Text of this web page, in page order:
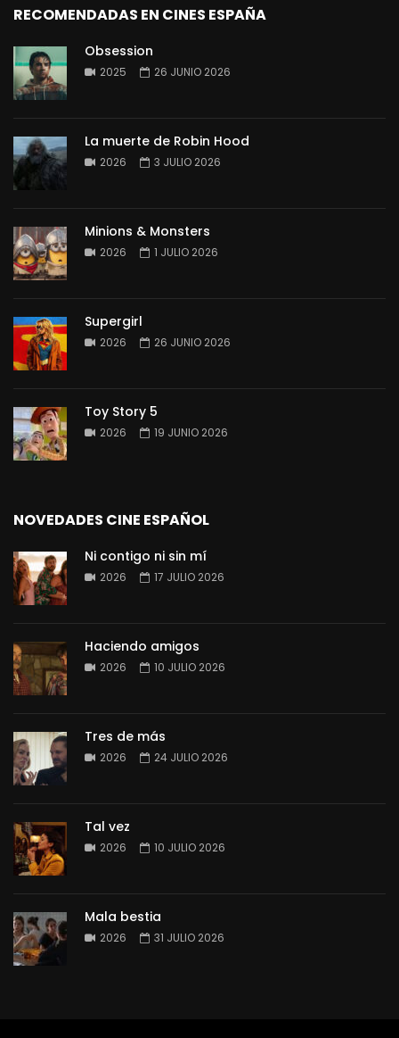
RECOMENDADAS EN CINES ESPAÑA
Obsession
2025 26 JUNIO 2026
La muerte de Robin Hood
2026 3 JULIO 2026
Minions & Monsters
2026 1 JULIO 2026
Supergirl
2026 26 JUNIO 2026
Toy Story 5
2026 19 JUNIO 2026
NOVEDADES CINE ESPAÑOL
Ni contigo ni sin mí
2026 17 JULIO 2026
Haciendo amigos
2026 10 JULIO 2026
Tres de más
2026 24 JULIO 2026
Tal vez
2026 10 JULIO 2026
Mala bestia
2026 31 JULIO 2026